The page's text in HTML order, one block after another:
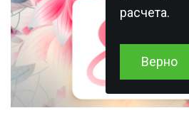
расчета.
Верно